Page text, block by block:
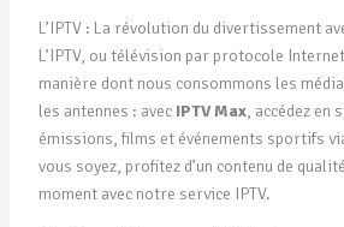
L’IPTV : La révolution du divertissement
L’IPTV, ou télévision par protocole
manière dont nous consommons les
les antennes : avec IPTV Max, accédez en
émissions, films et événements sportifs
vous soyez, profitez d’un contenu de
moment avec notre service IPTV.